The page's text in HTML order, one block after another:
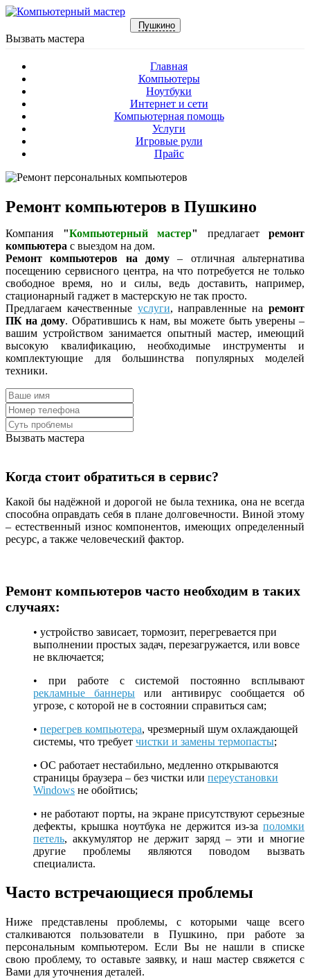
Пушкино
Вызвать мастера
Главная
Компьютеры
Ноутбуки
Интернет и сети
Компьютерная помощь
Услуги
Игровые рули
Прайс
Ремонт компьютеров в Пушкино
Компания "Компьютерный мастер" предлагает ремонт
компьютера с выездом на дом.
Ремонт компьютеров на дому – отличная альтернатива
посещению сервисного центра, на что потребуется не только
свободное время, но и силы, ведь доставить, например,
стационарный гаджет в мастерскую не так просто.
Предлагаем качественные услуги, направленные наремонт
ПК на дому. Обратившись к нам, вы можете быть уверены –
вашим устройством занимается опытный мастер, имеющий
высокую квалификацию, необходимые инструменты и
комплектующие для большинства популярных моделей
техники.
Вызвать мастера
Когда стоит обратиться в сервис?
Какой бы надёжной и дорогой не была техника, она не всегда
способна оправдать себя в плане долговечности. Виной этому
– естественный износ компонентов, имеющих определенный
ресурс, а также человеческий фактор.
Ремонт компьютеров часто необходим в таких
случаях:
• устройство зависает, тормозит, перегревается при
выполнении простых задач, перезагружается, или вовсе
не включается;
• при работе с системой постоянно всплывают
рекламные баннеры или антивирус сообщается об
угрозе, с которой не в состоянии справиться сам;
• перегрев компьютера, чрезмерный шум охлаждающей
системы, что требует чистки и замены термопасты;
• ОС работает нестабильно, медленно открываются
страницы браузера – без чистки или переустановки
Windows не обойтись;
• не работают порты, на экране присутствуют серьезные
дефекты, крышка ноутбука не держится из-за поломки
петель, аккумулятор не держит заряд – эти и многие
другие проблемы являются поводом вызвать
специалиста.
Часто встречающиеся проблемы
Ниже представлены проблемы, с которыми чаще всего
сталкиваются пользователи в Пушкино, при работе за
персональным компьютером. Если Вы не нашли в списке
свою проблему, то оставьте заявку, и наш мастер свяжется с
Вами для уточнения деталей.